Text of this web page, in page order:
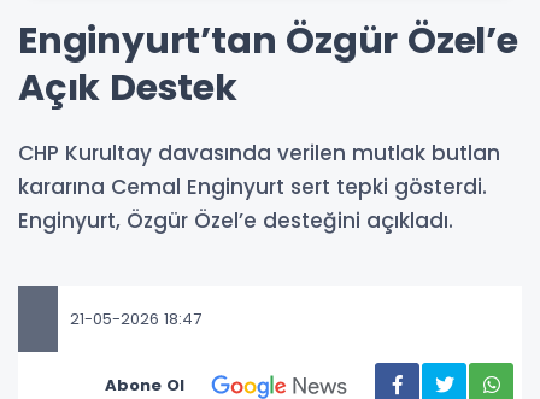
Enginyurt’tan Özgür Özel’e
Açık Destek
CHP Kurultay davasında verilen mutlak butlan
kararına Cemal Enginyurt sert tepki gösterdi.
Enginyurt, Özgür Özel’e desteğini açıkladı.
21-05-2026 18:47
Abone Ol